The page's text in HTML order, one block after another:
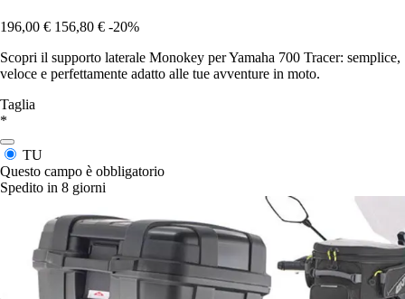
196,00 € 156,80 € -20%
Scopri il supporto laterale Monokey per Yamaha 700 Tracer: semplice,
veloce e perfettamente adatto alle tue avventure in moto.
Taglia
*
TU
Questo campo è obbligatorio
Spedito in 8 giorni